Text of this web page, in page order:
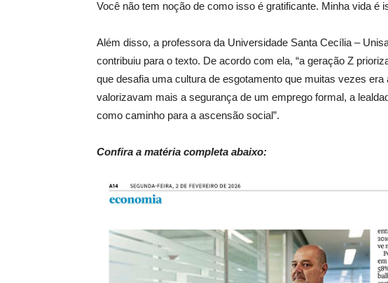
Você não tem noção de como isso é gratificante. Minha vida é
Além disso, a professora da Universidade Santa Cecília –
contribuiu para o texto. De acordo com ela, “a geração Z
que desafia uma cultura de esgotamento que muitas vezes
valorizavam mais a segurança de um emprego formal, a
como caminho para a ascensão social”.
Confira a matéria completa abaixo: